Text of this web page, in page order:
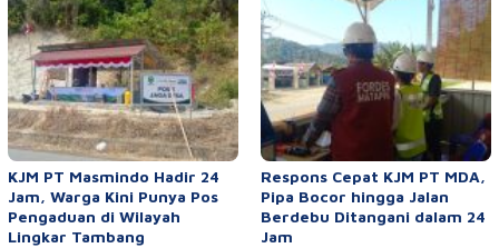
KJM PT Masmindo Hadir 24
Jam, Warga Kini Punya Pos
Pengaduan di Wilayah
Lingkar Tambang
Respons Cepat KJM PT MDA,
Pipa Bocor hingga Jalan
Berdebu Ditangani dalam 24
Jam